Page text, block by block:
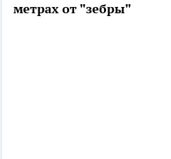
метрах от "зебры"